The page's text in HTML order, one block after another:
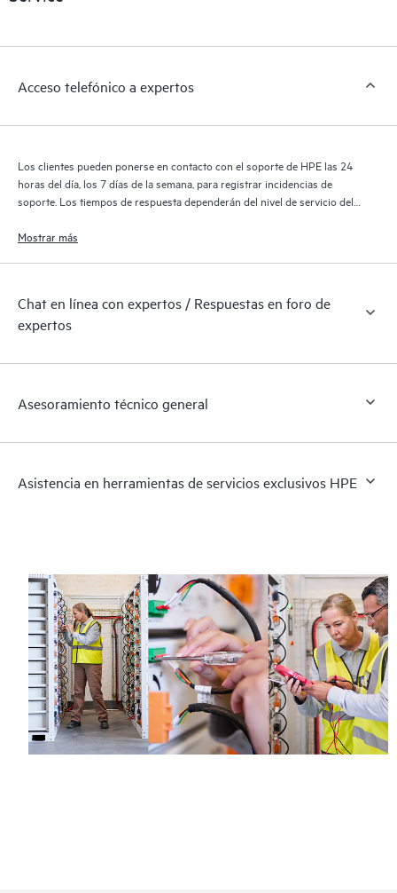
de HPE cubiertos por el servicio HPE Tech Care. Los clientes
distintos productos instalados en sus entornos y cómo
permiten a los clientes realizar determinadas actividades sin
proporcionan, además, un portal de recursos de conocimiento
los recursos de HPE, que impulsan la excelencia de las
operaciones y optimizan el rendimiento, del extremo a la nube.
Acceso telefónico a expertos
Los clientes pueden ponerse en contacto con el soporte de HPE las 24
horas del día, los 7 días de la semana, para registrar incidencias de
soporte. Los tiempos de respuesta dependerán del nivel de servicio del
Mostrar más
Chat en línea con expertos / Respuestas en foro de
expertos
Asesoramiento técnico general
Asistencia en herramientas de servicios exclusivos HPE